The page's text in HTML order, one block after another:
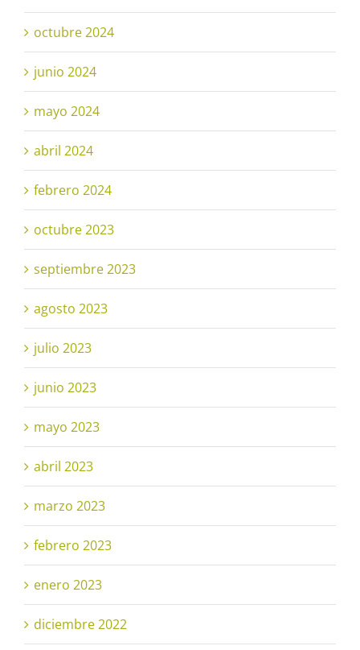
octubre 2024
junio 2024
mayo 2024
abril 2024
febrero 2024
octubre 2023
septiembre 2023
agosto 2023
julio 2023
junio 2023
mayo 2023
abril 2023
marzo 2023
febrero 2023
enero 2023
diciembre 2022